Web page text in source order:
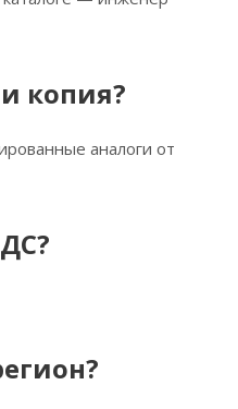
копия?
аналоги от